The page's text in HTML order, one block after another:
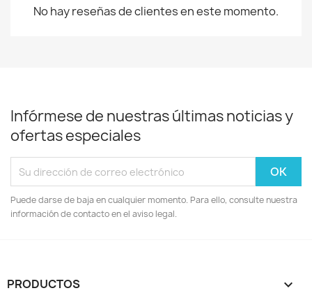
No hay reseñas de clientes en este momento.
Infórmese de nuestras últimas noticias y
ofertas especiales
Puede darse de baja en cualquier momento. Para ello, consulte nuestra
información de contacto en el aviso legal.
PRODUCTOS 